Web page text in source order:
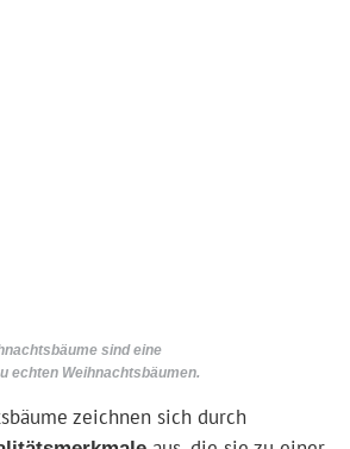
sind eine
echten Weihnachtsbäumen.
zeichnen sich durch